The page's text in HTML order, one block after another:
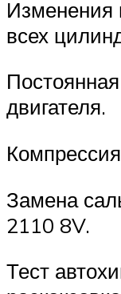
Изменения
всех
двигателя.
Замена
2110 8V.
Тест